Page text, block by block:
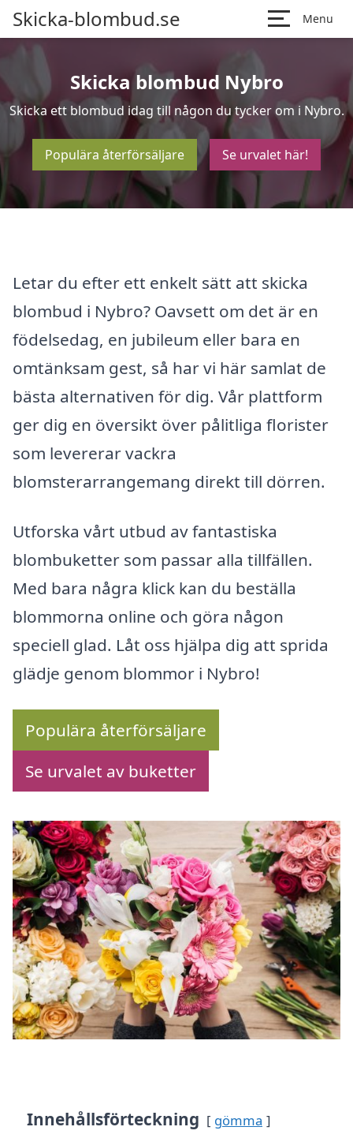
Skicka-blombud.se Menu
Skicka blombud Nybro
Skicka ett blombud idag till någon du tycker om i Nybro.
Populära återförsäljare Se urvalet här!
Letar du efter ett enkelt sätt att skicka
blombud i Nybro? Oavsett om det är en
födelsedag, en jubileum eller bara en
omtänksam gest, så har vi här samlat de
bästa alternativen för dig. Vår plattform
ger dig en översikt över pålitliga florister
som levererar vackra
blomsterarrangemang direkt till dörren.
Utforska vårt utbud av fantastiska
blombuketter som passar alla tillfällen.
Med bara några klick kan du beställa
blommorna online och göra någon
speciell glad. Låt oss hjälpa dig att sprida
glädje genom blommor i Nybro!
Populära återförsäljare
Se urvalet av buketter
Innehållsförteckning gömma